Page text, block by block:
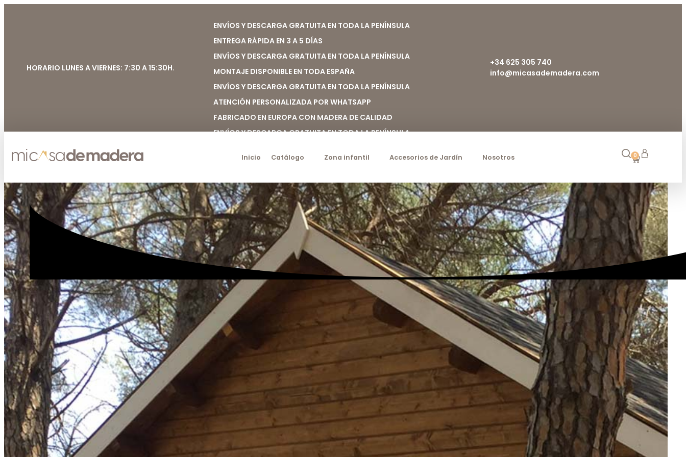
HORARIO LUNES A VIERNES: 7:30 A 15:30H.
ENVÍOS Y DESCARGA GRATUITA EN TODA LA PENÍNSULA
ENTREGA RÁPIDA EN 3 A 5 DÍAS
ENVÍOS Y DESCARGA GRATUITA EN TODA LA PENÍNSULA
MONTAJE DISPONIBLE EN TODA ESPAÑA
ENVÍOS Y DESCARGA GRATUITA EN TODA LA PENÍNSULA
ATENCIÓN PERSONALIZADA POR WHATSAPP
FABRICADO EN EUROPA CON MADERA DE CALIDAD
ENVÍOS Y DESCARGA GRATUITA EN TODA LA PENÍNSULA
+34 625 305 740
info@micasademadera.com
Inicio Catálogo Zona infantil Accesorios de Jardín Nosotros 0